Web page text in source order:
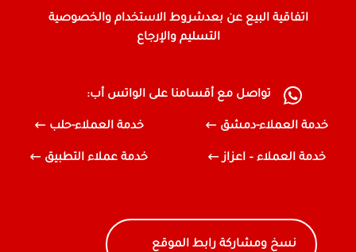
اتفاقية البيع عن بعدشروط الاستخدام والخصوصية
التسليم والإرجاع
تواصل مع أقسامنا على الواتس أب:
خدمة العملاء-دمشق خدمة العملاء-حلب
خدمة العملاء – اعزاز خدمة عملاء التطبيق
نسخ ومشاركة رابط الموقع